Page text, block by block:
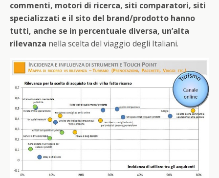
commenti, motori di ricerca, siti comparatori, siti
specializzati e il sito del brand/prodotto hanno
tutti, anche se in percentuale diversa, un’alta
rilevanza nella scelta del viaggio degli Italiani.